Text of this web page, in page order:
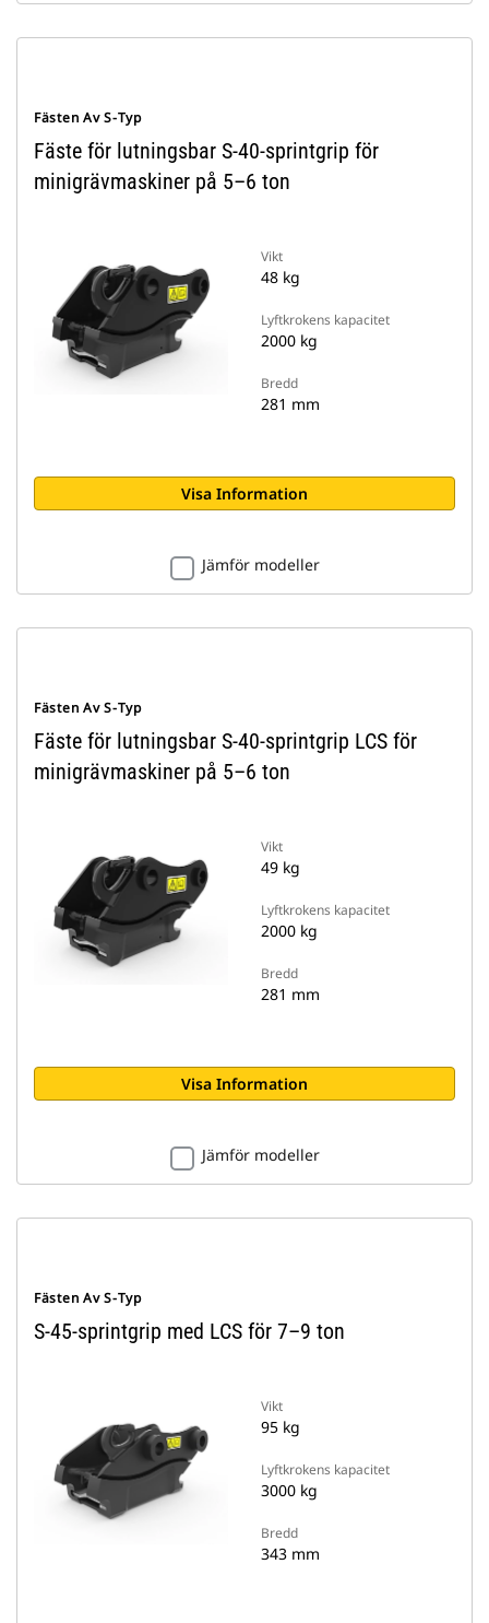
Fästen Av S-Typ
Fäste för lutningsbar S-40-sprintgrip för
minigrävmaskiner på 5–6 ton
Vikt
48 kg
Lyftkrokens kapacitet
2000 kg
Bredd
281 mm
Visa Information
Jämför modeller
Fästen Av S-Typ
Fäste för lutningsbar S-40-sprintgrip LCS för
minigrävmaskiner på 5–6 ton
Vikt
49 kg
Lyftkrokens kapacitet
2000 kg
Bredd
281 mm
Visa Information
Jämför modeller
Fästen Av S-Typ
S-45-sprintgrip med LCS för 7–9 ton
Vikt
95 kg
Lyftkrokens kapacitet
3000 kg
Bredd
343 mm